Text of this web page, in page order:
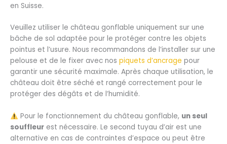
en Suisse.
Veuillez utiliser le château gonflable uniquement sur une
bâche de sol adaptée pour le protéger contre les objets
pointus et l’usure. Nous recommandons de l’installer sur une
pelouse et de le fixer avec nos piquets d’ancrage pour
garantir une sécurité maximale. Après chaque utilisation, le
château doit être séché et rangé correctement pour le
protéger des dégâts et de l’humidité.
Pour le fonctionnement du château gonflable, un seul
souffleur est nécessaire. Le second tuyau d’air est une
alternative en cas de contraintes d’espace ou peut être